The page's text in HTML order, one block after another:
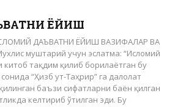
ЁЙИШ
муштарий учун эслатма: “Исломий
тақдим қилиб борилаётган бу
“Ҳизб ут-Таҳрир” га далолат
баъзи сифатларни баён қилган
келтириб ўтилган эди. Бу